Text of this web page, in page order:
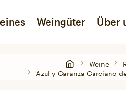
Weingüter Über
Roséweine
Liköre
Unser
Weine
Azul y Garanza Garciano